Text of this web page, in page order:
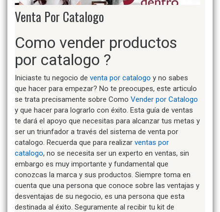
Venta Por Catalogo
Como vender productos
por catalogo ?
Iniciaste tu negocio de venta por catalogo y no sabes
que hacer para empezar? No te preocupes, este articulo
se trata precisamente sobre Como Vender por Catalogo
y que hacer para lograrlo con éxito. Esta guía de ventas
te dará el apoyo que necesitas para alcanzar tus metas y
ser un triunfador a través del sistema de venta por
catalogo. Recuerda que para realizar ventas por
catalogo, no se necesita ser un experto en ventas, sin
embargo es muy importante y fundamental que
conozcas la marca y sus productos. Siempre toma en
cuenta que una persona que conoce sobre las ventajas y
desventajas de su negocio, es una persona que esta
destinada al éxito. Seguramente al recibir tu kit de